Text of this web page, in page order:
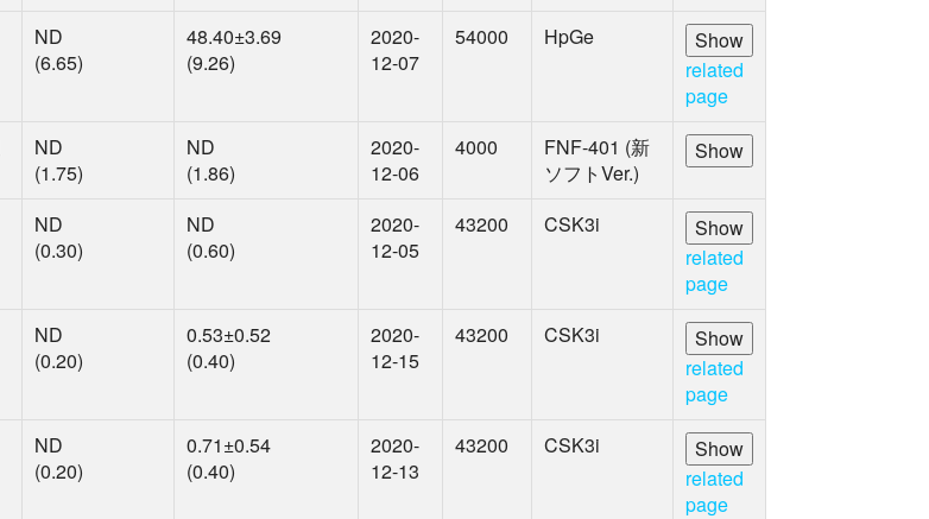
ND
(6.65)
48.40±3.69
(9.26)
2020-
12-07
54000
HpGe
related
page
ND
(1.75)
ND
(1.86)
2020-
12-06
4000
FNF-401 (新
ソフトVer.)
ND
(0.30)
ND
(0.60)
2020-
12-05
43200
CSK3i
related
page
ND
(0.20)
0.53±0.52
(0.40)
2020-
12-15
43200
CSK3i
related
page
ND
(0.20)
0.71±0.54
(0.40)
2020-
12-13
43200
CSK3i
related
page